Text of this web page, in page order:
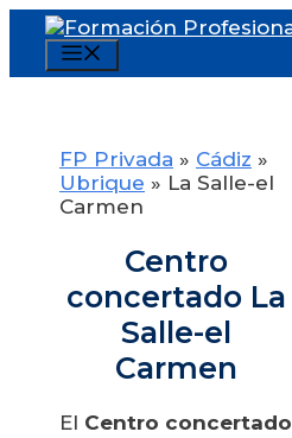
Saltar
contenido
FP Privada » Cádiz »
Ubrique » La Salle-el
Carmen
Centro
concertado La
Salle-el
Carmen
El Centro concertado